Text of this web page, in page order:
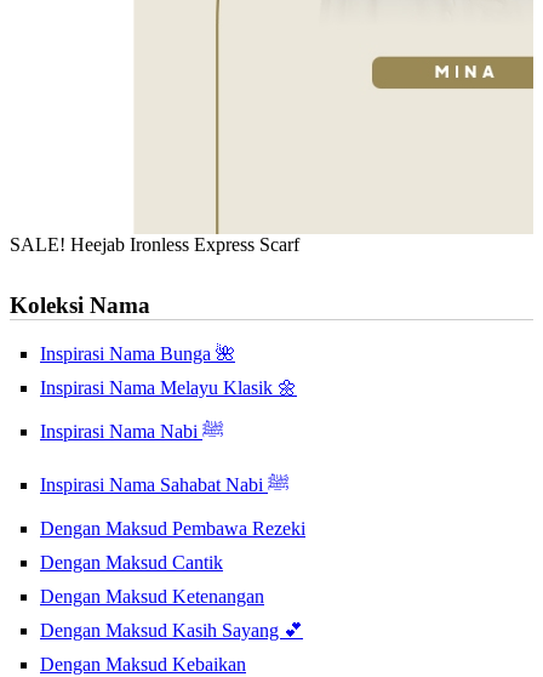
SALE! Heejab Ironless Express Scarf
Koleksi Nama
Inspirasi Nama Bunga 🌺
Inspirasi Nama Melayu Klasik 🌼
Inspirasi Nama Nabi ﷺ
Inspirasi Nama Sahabat Nabi ﷺ
Dengan Maksud Pembawa Rezeki
Dengan Maksud Cantik
Dengan Maksud Ketenangan
Dengan Maksud Kasih Sayang 💕
Dengan Maksud Kebaikan